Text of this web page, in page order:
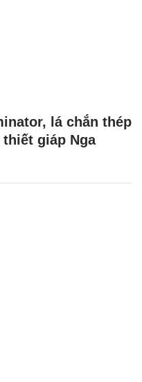
lá chắn thép
giáp Nga